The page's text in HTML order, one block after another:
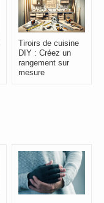
Tiroirs de cuisine
DIY : Créez un
rangement sur
mesure